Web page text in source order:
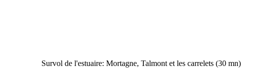
Survol de l'estuaire: Mortagne, Talmont et les carrelets (30 mn)